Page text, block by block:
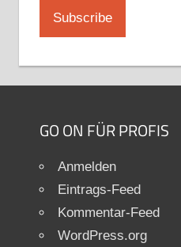
GO ON FÜR PROFIS
Anmelden
Eintrags-Feed
Kommentar-Feed
WordPress.org